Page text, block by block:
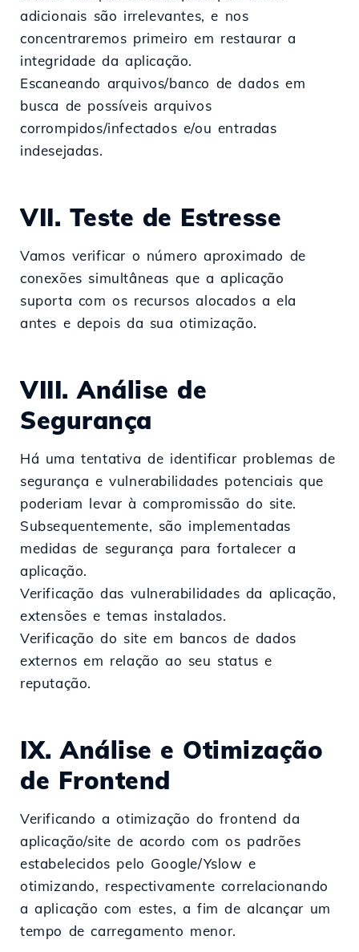
adicionais são irrelevantes, e nos
concentraremos primeiro em restaurar a
integridade da aplicação.
Escaneando arquivos/banco de dados em
busca de possíveis arquivos
corrompidos/infectados e/ou entradas
indesejadas.
VII. Teste de Estresse
Vamos verificar o número aproximado de
conexões simultâneas que a aplicação
suporta com os recursos alocados a ela
antes e depois da sua otimização.
VIII. Análise de
Segurança
Há uma tentativa de identificar problemas de
segurança e vulnerabilidades potenciais que
poderiam levar à compromissão do site.
Subsequentemente, são implementadas
medidas de segurança para fortalecer a
aplicação.
Verificação das vulnerabilidades da aplicação,
extensões e temas instalados.
Verificação do site em bancos de dados
externos em relação ao seu status e
reputação.
IX. Análise e Otimização
de Frontend
Verificando a otimização do frontend da
aplicação/site de acordo com os padrões
estabelecidos pelo Google/Yslow e
otimizando, respectivamente correlacionando
a aplicação com estes, a fim de alcançar um
tempo de carregamento menor.